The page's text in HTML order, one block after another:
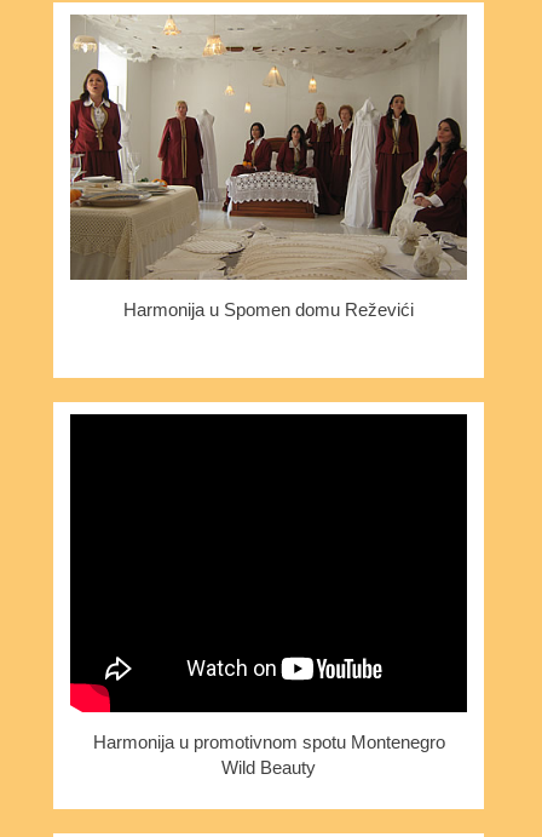
Harmonija u Spomen domu Reževići
Harmonija u promotivnom spotu Montenegro
Wild Beauty